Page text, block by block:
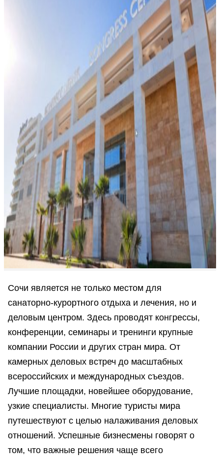
Сочи является не только местом для
санаторно-курортного отдыха и лечения, но и
деловым центром. Здесь проводят конгрессы,
конференции, семинары и тренинги крупные
компании России и других стран мира. От
камерных деловых встреч до масштабных
всероссийских и международных съездов.
Лучшие площадки, новейшее оборудование,
узкие специалисты. Многие туристы мира
путешествуют с целью налаживания деловых
отношений. Успешные бизнесмены говорят о
том, что важные решения чаще всего